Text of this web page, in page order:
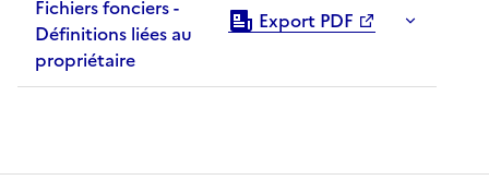
Fichiers fonciers -
Définitions liées au
propriétaire
Export PDF